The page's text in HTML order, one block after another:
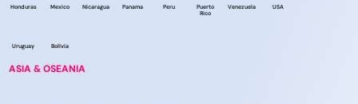
Honduras Mexico Nicaragua Panama Peru
Puerto
Rico
Venezuela USA
Uruguay Bolivia
ASIA & OSEANIA